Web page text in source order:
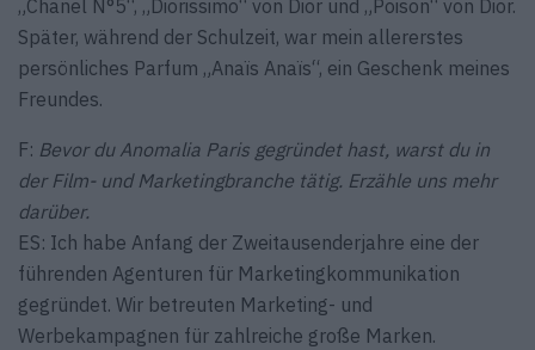
„Chanel N°5“, „Diorissimo“ von Dior und „Poison“ von Dior.
Später, während der Schulzeit, war mein allererstes
persönliches Parfum „Anaïs Anaïs“, ein Geschenk meines
Freundes.
F: Bevor du Anomalia Paris gegründet hast, warst du in
der Film- und Marketingbranche tätig. Erzähle uns mehr
darüber.
ES: Ich habe Anfang der Zweitausenderjahre eine der
führenden Agenturen für Marketingkommunikation
gegründet. Wir betreuten Marketing- und
Werbekampagnen für zahlreiche große Marken.